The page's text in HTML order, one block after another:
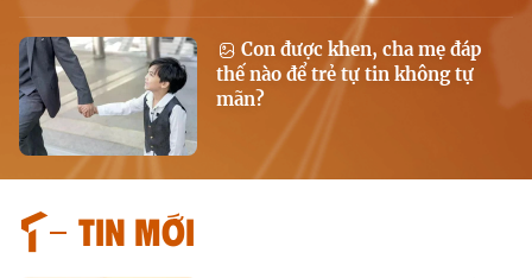
Con được khen, cha mẹ đáp
thế nào để trẻ tự tin không tự
mãn?
Tin mới